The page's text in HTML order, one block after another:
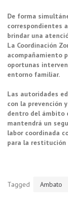
De forma
correspondientes
brindar una
La Coordinación
acompañamiento
oportunas
entorno familiar.
Las autoridades
con la prevención
dentro del ámbito
mantendrá un
labor coordinada
para la restitución
Tagged Ambato